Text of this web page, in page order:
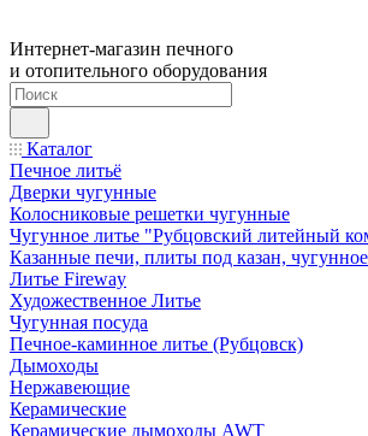
Интернет-магазин печного
и отопительного оборудования
Каталог
Печное литьё
Дверки чугунные
Колосниковые решетки чугунные
Чугунное литье "Рубцовский литейный
Казанные печи, плиты под казан,
Литье Fireway
Художественное Литье
Чугунная посуда
Печное-каминное литье (Рубцовск)
Дымоходы
Нержавеющие
Керамические
Керамические дымоходы AWT